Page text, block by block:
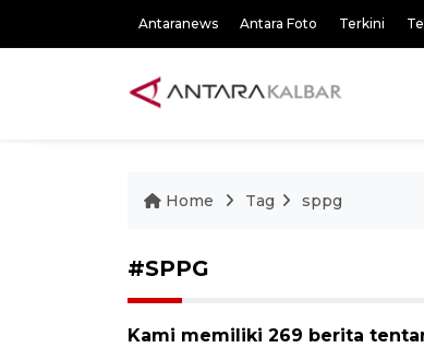
Antaranews Antara Foto Terkini
Home Tag sppg
#SPPG
Kami memiliki 269 berita